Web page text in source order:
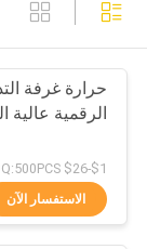
منتجات
عرض
الواقع
الافتراضي
199
حرارة غرفة
الرقمية عالية
$1-$26 MOQ:500PCS
الاستفسار الآن